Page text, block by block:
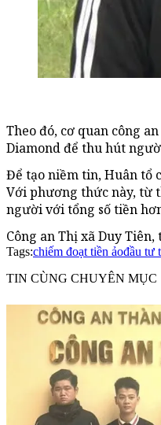
Theo đó, cơ quan công
Diamond để thu hút
Để tạo niềm tin, Huân tổ
Với phương thức này, từ
người với tổng số tiền
Công an Thị xã Duy
Tags:chiếm đoạt tiền ảođầu tư
TIN CÙNG CHUYÊN MỤC